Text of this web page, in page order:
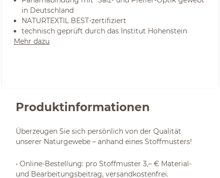
in Deutschland
NATURTEXTIL BEST-zertifiziert
technisch geprüft durch das Institut Hohenstein
Mehr dazu
Produktinformationen
Überzeugen Sie sich persönlich von der Qualität
unserer Naturgewebe – anhand eines Stoffmusters!
• Online-Bestellung: pro Stoffmuster 3,– € Material-
und Bearbeitungsbeitrag, versandkostenfrei.